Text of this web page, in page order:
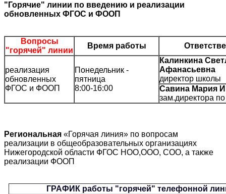
"Горячие" линии по введению и реализации
обновленных ФГОС и ФООП
Вопросы
"горячей" линии
Время работы
реализация
обновленных
ФГОС и ФООП
Понедельник -
пятница
8:00-16:00
Калинкина
Афанасьевна
директор школы
Савина Мария
зам.директора
Региональная «Горячая линия» по вопросам
реализации в общеобразовательных организациях
Нижегородской области ФГОС НОО,ООО, СОО, а также
реализации ФООП
ГРАФИК работы "горячей" телефонной